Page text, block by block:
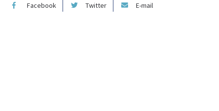
Facebook Twitter E-mail